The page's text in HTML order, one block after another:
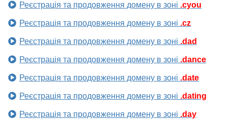
Реєстрація та продовження домену в зоні .cyou
Реєстрація та продовження домену в зоні .cz
Реєстрація та продовження домену в зоні .dad
Реєстрація та продовження домену в зоні .dance
Реєстрація та продовження домену в зоні .date
Реєстрація та продовження домену в зоні .dating
Реєстрація та продовження домену в зоні .day